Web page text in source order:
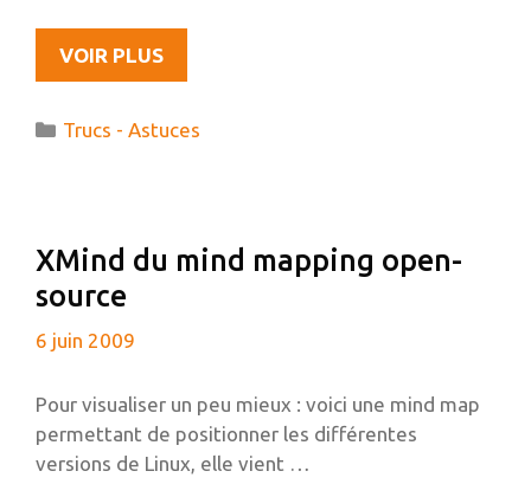
VOIR PLUSEXÉCUTER
UNE
À
D’ALERTE
Catégories
Trucs - Astuces
XMind du mind mapping open-
source
6 juin 2009
Pour visualiser un peu mieux : voici une mind map
permettant de positionner les différentes
versions de Linux, elle vient …